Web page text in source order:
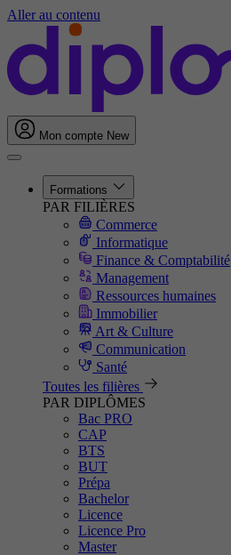
Aller au contenu
Mon compte New
Formations
PAR FILIÈRES
Commerce
Informatique
Finance & Comptabilité
Management
Ressources humaines
Immobilier
Art & Culture
Communication
Santé
Toutes les filières
PAR DIPLÔMES
Bac PRO
CAP
BTS
BUT
Prépa
Bachelor
Licence
Licence Pro
Master